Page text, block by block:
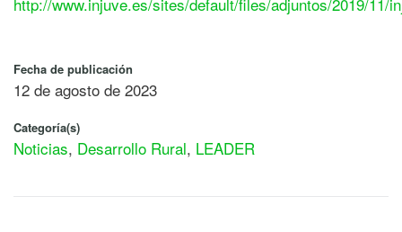
Fecha de publicación
12 de agosto de 2023
Categoría(s)
Noticias, Desarrollo Rural, LEADER